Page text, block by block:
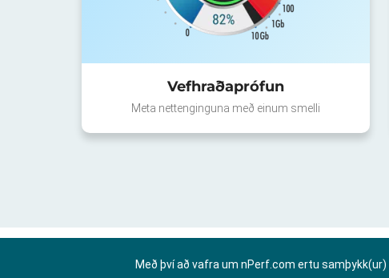
Vefhraðaprófun
Meta nettenginguna með einum smelli
Með því að vafra um nPerf.com ertu samþykk(ur)